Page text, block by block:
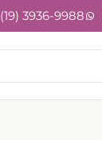
(19) 3936-9988